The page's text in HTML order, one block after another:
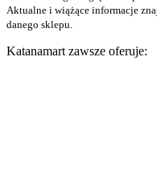
Aktualne i wiążące informacje
danego sklepu.
Katanamart zawsze oferuje: